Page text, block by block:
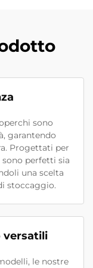
sono
garantendo
Progettati per
perfetti sia
una scelta
stoccaggio.
versatili
le nostre